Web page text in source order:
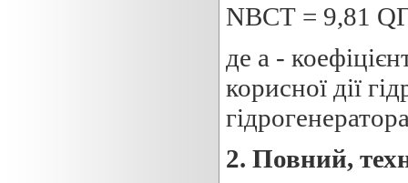
NВСТ = 9,81
де а -
корисної дії
2. Повний,